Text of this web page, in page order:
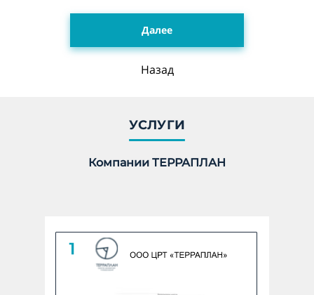
Далее
Назад
Укажите количество гектар, 1 га = 10 000 м2 *
Линейный объект
Количество: undefined КМ
УСЛУГИ
Компании ТЕРРАПЛАН